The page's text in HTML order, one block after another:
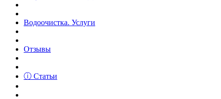
Водоочистка. Услуги
Отзывы
ⓘ Статьи